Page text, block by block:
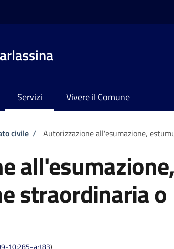
Servizi Vivere il Comune
civile / Autorizzazione all'esumazione,
all'esumazione,
straordinaria o
10;285~art83)